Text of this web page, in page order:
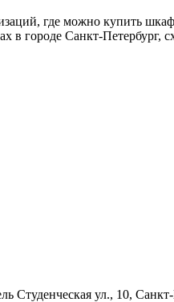
где можно купить
в городе Санкт-Петербург,
Студенческая ул., 10,